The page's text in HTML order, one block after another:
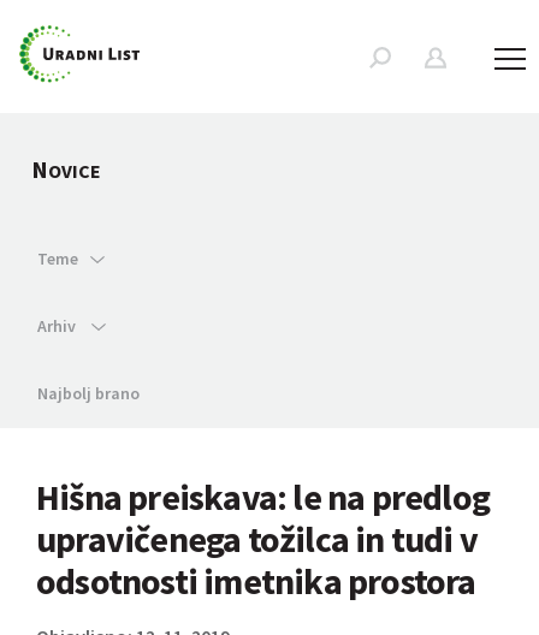
NOVICE
Teme
Arhiv
Najbolj brano
Hišna preiskava: le na predlog
upravičenega tožilca in tudi v
odsotnosti imetnika prostora